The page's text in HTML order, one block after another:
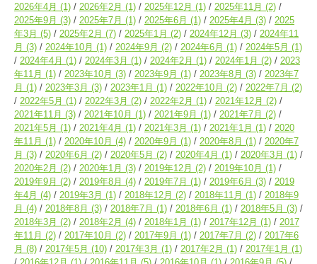
2026年4月 (1) 2026年2月 (1) 2025年12月 (1) 2025年11月 (2)
2025年9月 (3) 2025年7月 (1) 2025年6月 (1) 2025年4月 (3)
2025
年3月 (5) 2025年2月 (7) 2025年1月 (2) 2024年12月 (3)
2024年11
月 (3) 2024年10月 (1) 2024年9月 (2) 2024年6月 (1) 2024年5月 (1)
2024年4月 (1) 2024年3月 (1) 2024年2月 (1) 2024年1月 (2)
2023
年11月 (1) 2023年10月 (3) 2023年9月 (1) 2023年8月 (3)
2023年7
月 (1) 2023年3月 (3) 2023年1月 (1) 2022年10月 (2) 2022年7月 (2)
2022年5月 (1) 2022年3月 (2) 2022年2月 (1) 2021年12月 (2)
2021年11月 (3) 2021年10月 (1) 2021年9月 (1) 2021年7月 (2)
2021年5月 (1) 2021年4月 (1) 2021年3月 (1) 2021年1月 (1)
2020
年11月 (1) 2020年10月 (4) 2020年9月 (1) 2020年8月 (1)
2020年7
月 (3) 2020年6月 (2) 2020年5月 (2) 2020年4月 (1) 2020年3月 (1)
2020年2月 (2) 2020年1月 (3) 2019年12月 (2) 2019年10月 (1)
2019年9月 (2) 2019年8月 (4) 2019年7月 (1) 2019年6月 (3)
2019
年4月 (4) 2019年3月 (1) 2018年12月 (2) 2018年11月 (1)
2018年9
月 (4) 2018年8月 (3) 2018年7月 (1) 2018年6月 (1) 2018年5月 (3)
2018年3月 (2) 2018年2月 (4) 2018年1月 (1) 2017年12月 (1)
2017
年11月 (2) 2017年10月 (2) 2017年9月 (1) 2017年7月 (2)
2017年6
月 (8) 2017年5月 (10) 2017年3月 (1) 2017年2月 (1) 2017年1月 (1)